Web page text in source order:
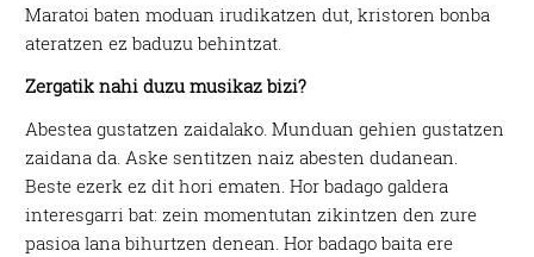
Maratoi baten moduan irudikatzen dut, kristoren bonba
ateratzen ez baduzu behintzat.
Zergatik nahi duzu musikaz bizi?
Abestea gustatzen zaidalako. Munduan gehien gustatzen
zaidana da. Aske sentitzen naiz abesten dudanean.
Beste ezerk ez dit hori ematen. Hor badago galdera
interesgarri bat: zein momentutan zikintzen den zure
pasioa lana bihurtzen denean. Hor badago baita ere